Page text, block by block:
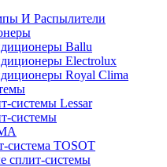
И Распылители
Ballu
Electrolux
Royal Clima
системы Lessar
системы
система TOSOT
сплит-системы